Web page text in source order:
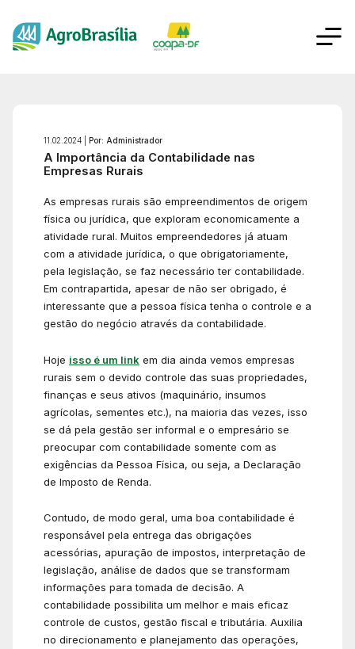
11.02.2024 | Por: Administrador
A Importância da Contabilidade nas
Empresas Rurais
As empresas rurais são empreendimentos de origem
física ou jurídica, que exploram economicamente a
atividade rural. Muitos empreendedores já atuam
com a atividade jurídica, o que obrigatoriamente,
pela legislação, se faz necessário ter contabilidade.
Em contrapartida, apesar de não ser obrigado, é
interessante que a pessoa física tenha o controle e a
gestão do negócio através da contabilidade.
Hoje isso é um link em dia ainda vemos empresas
rurais sem o devido controle das suas propriedades,
finanças e seus ativos (maquinário, insumos
agrícolas, sementes etc.), na maioria das vezes, isso
se dá pela gestão ser informal e o empresário se
preocupar com contabilidade somente com as
exigências da Pessoa Física, ou seja, a Declaração
de Imposto de Renda.
Contudo, de modo geral, uma boa contabilidade é
responsável pela entrega das obrigações
acessórias, apuração de impostos, interpretação de
legislação, análise de dados que se transformam
informações para tomada de decisão. A
contabilidade possibilita um melhor e mais eficaz
controle de custos, gestão fiscal e tributária. Auxilia
no direcionamento e planejamento das operações,